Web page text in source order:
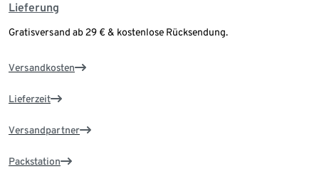
Lieferung
Gratisversand ab 29 € & kostenlose Rücksendung.
Versandkosten
Lieferzeit
Versandpartner
Packstation